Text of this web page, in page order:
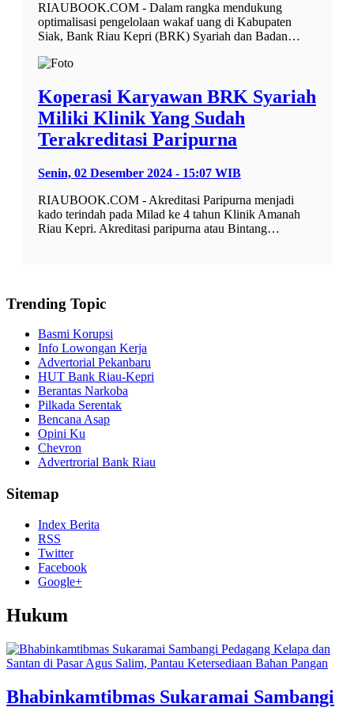
RIAUBOOK.COM - Dalam rangka mendukung
optimalisasi pengelolaan wakaf uang di Kabupaten
Siak, Bank Riau Kepri (BRK) Syariah dan Badan…
Koperasi Karyawan BRK Syariah
Miliki Klinik Yang Sudah
Terakreditasi Paripurna
Senin, 02 Desember 2024 - 15:07 WIB
RIAUBOOK.COM - Akreditasi Paripurna menjadi
kado terindah pada Milad ke 4 tahun Klinik Amanah
Riau Kepri. Akreditasi paripurna atau Bintang…
Trending Topic
Basmi Korupsi
Info Lowongan Kerja
Advertorial Pekanbaru
HUT Bank Riau-Kepri
Berantas Narkoba
Pilkada Serentak
Bencana Asap
Opini Ku
Chevron
Advertrorial Bank Riau
Sitemap
Index Berita
RSS
Twitter
Facebook
Google+
Hukum
Bhabinkamtibmas Sukaramai Sambangi